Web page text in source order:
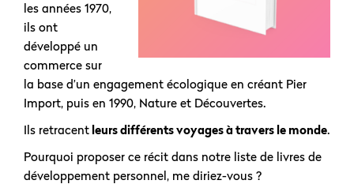
les années 1970,
ils ont
développé un
commerce sur
la base d’un engagement écologique en créant Pier
Import, puis en 1990, Nature et Découvertes.
Ils retracent leurs différents voyages à travers le monde.
Pourquoi proposer ce récit dans notre liste de livres de
développement personnel, me diriez-vous ?